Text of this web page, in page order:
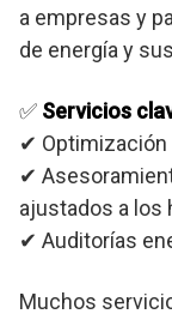
a empresas y
de energía y
✅ Servicios
✔
✔
ajustados a los
✔ Auditorías
Muchos